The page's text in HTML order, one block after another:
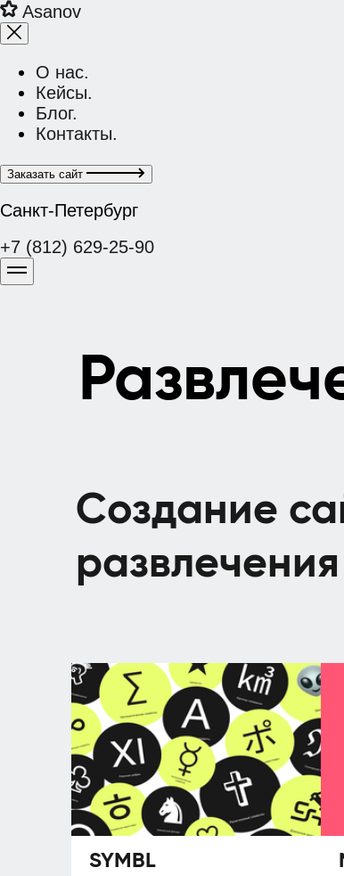
Asanov
О нас.
Кейсы.
Блог.
Контакты.
Заказать сайт
Санкт-Петербург
+7 (812) 629-25-90
Создание
развлечения
SYMBL